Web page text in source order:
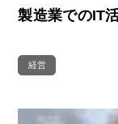
製造業でのIT
経営